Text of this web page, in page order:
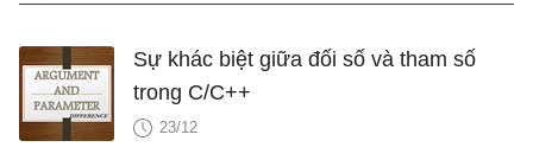
Sự khác biệt giữa đối số và tham số
trong C/C++
23/12